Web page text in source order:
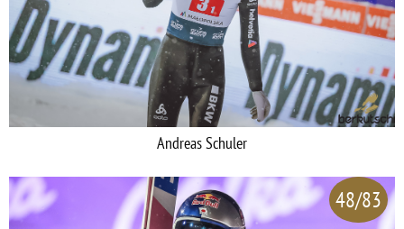
Andreas Schuler
48/83